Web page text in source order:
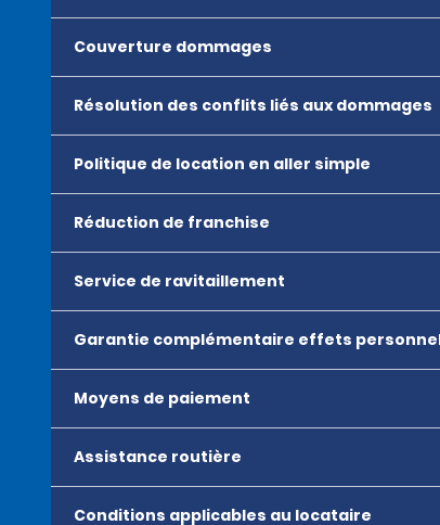
Couverture dommages
Résolution des conflits liés aux dommages
Politique de location en aller simple
Réduction de franchise
Service de ravitaillement
Garantie complémentaire effets
Moyens de paiement
Assistance routière
Conditions applicables au locataire